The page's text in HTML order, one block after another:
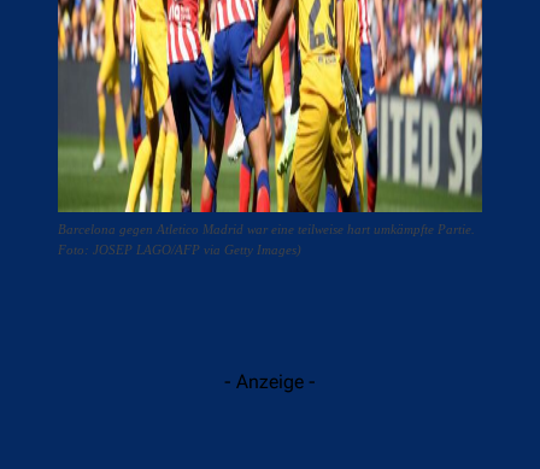
Barcelona gegen Atletico Madrid war eine teilweise hart umkämpfte Partie.
Foto: JOSEP LAGO/AFP via Getty Images)
- Anzeige -